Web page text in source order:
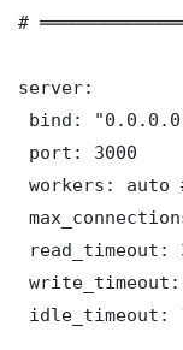
#
server:
bind:
port: 3000
workers: auto
read_timeout:
write_timeout:
idle_timeout: